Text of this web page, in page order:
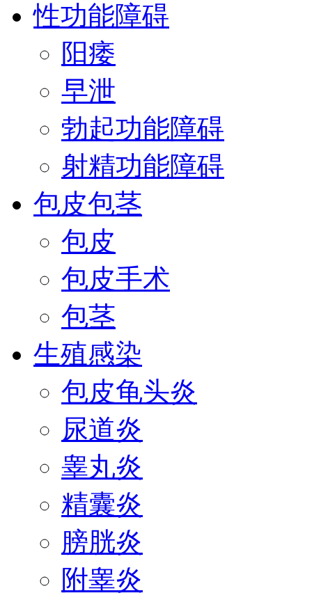
性功能障碍
阳痿
早泄
勃起功能障碍
射精功能障碍
包皮包茎
包皮
包皮手术
包茎
生殖感染
包皮龟头炎
尿道炎
睾丸炎
精囊炎
膀胱炎
附睾炎